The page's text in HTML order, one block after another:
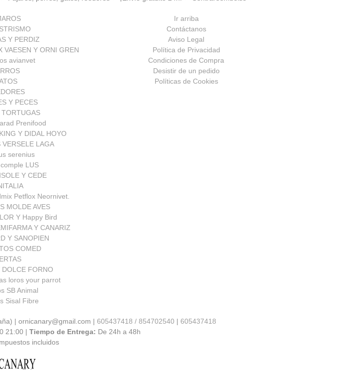
Y PERDIZ
VAESEN Y ORNI GREN
avianvet
Y PECES
TORTUGAS
Prenifood
Y DIDAL HOYO
VERSELE LAGA
serenius
LUS
Y CEDE
Petflox Neornivet.
MOLDE AVES
Y Happy Bird
Y CANARIZ
Y SANOPIEN
COMED
DOLCE FORNO
loros your parrot
SB Animal
Sisal Fibre
Ir arriba
Contáctanos
Aviso Legal
Política de Privacidad
Condiciones de Compra
Desistir de un pedido
Políticas de Cookies
| ornicanary@gmail.com |605437418 / 854702540 |605437418
21:00 |Tiempo de Entrega: De 24h a 48h
incluidos